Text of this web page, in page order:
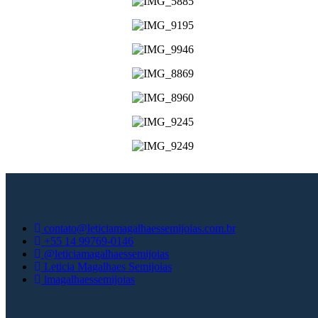
contato@leticiamagalhaessemijoias.com.br
+55 14 99769-0146
@leticiamagalhaessemijoias
Leticia Magalhaes Semijoias
lmagalhaessemijoias